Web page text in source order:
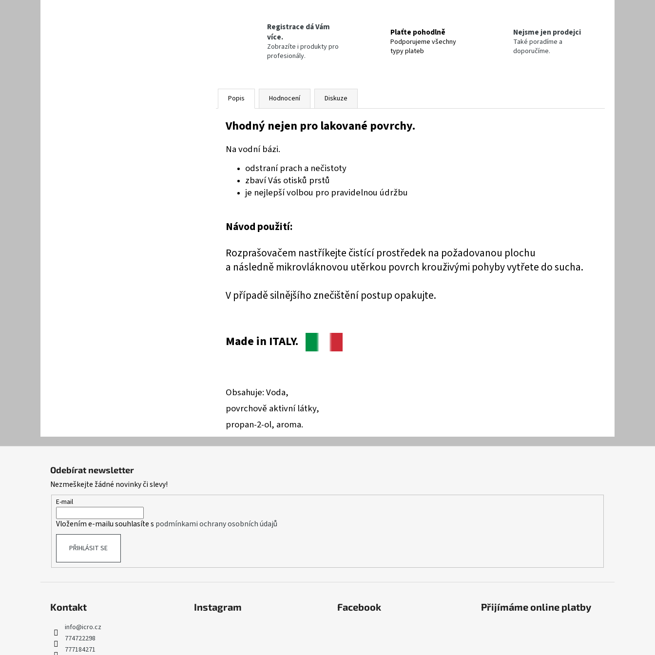
Registrace dá Vám
více.
Zobrazíte i produkty pro
profesionály.
Plaťte pohodlně
Podporujeme všechny
typy plateb
Nejsme jen prodejci
Také poradíme a
doporučíme.
Popis Hodnocení Diskuze
Vhodný nejen pro lakované povrchy.
Na vodní bázi.
odstraní prach a nečistoty
zbaví Vás otisků prstů
je nejlepší volbou pro pravidelnou údržbu
Návod použití:
Rozprašovačem nastříkejte čistícíprostředek na požadovanou plochu
a následně mikrovláknovou utěrkou povrch krouživými pohyby vytřetedo sucha.
V případě silnějšího znečištěnípostup opakujte.
Made in ITALY.
Obsahuje: Voda,
povrchově aktivní látky,
propan-2-ol, aroma.
Odebírat newsletter
Nezmeškejte žádné novinky či slevy!
E-mail
Vložením e-mailu souhlasíte s podmínkami ochrany osobních údajů
PŘIHLÁSIT SE
Kontakt
info@icro.cz
774722298
777184271
Instagram Facebook Přijímáme online platby